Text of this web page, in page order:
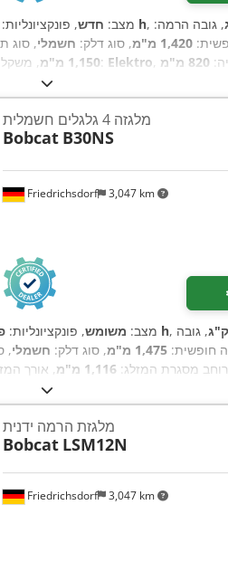
מצב: חדש, פונקציונליות: 5 h , גובה הרמה:
1,420 מ"מ , סוג דלק: חשמלי, סוג
1,150 מ"מ
, , סוג הנעה: Elektro 820 מ"מ
Friedrichsdorf 3,047 km
מלגזה 4 גלגלים חשמלית
Bobcat B30NS
מצב: משומש, פונקציונליות: 70 h , גובה
חופשית: 1,475 מ"מ , סוג דלק: חשמלי,
מסגרת המזלג: 1,116 מ"מ , אורך
Friedrichsdorf 3,047 km
מלגזת הרמה ידנית
Bobcat LSM12N